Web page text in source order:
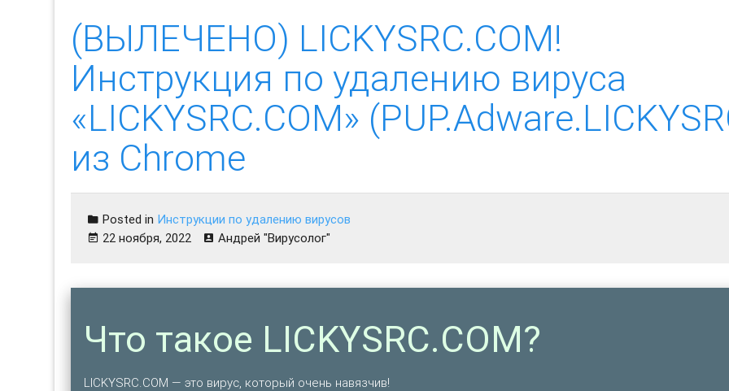
(ВЫЛЕЧЕНО) LICKYSRC.COM!
Инструкция по удалению вируса
«LICKYSRC.COM»
из Chrome
Posted in Инструкции по удалению вирусов
22 ноября, 2022
Андрей "Вирусолог"
Что такое LICKYSRC.COM?
LICKYSRC.COM — это вирус, который очень навязчив!